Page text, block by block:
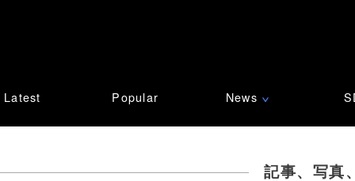
Latest Popular News ∨
記事、写真